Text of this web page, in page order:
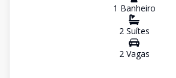
1 Banheiro
2Suítes
2Vagas